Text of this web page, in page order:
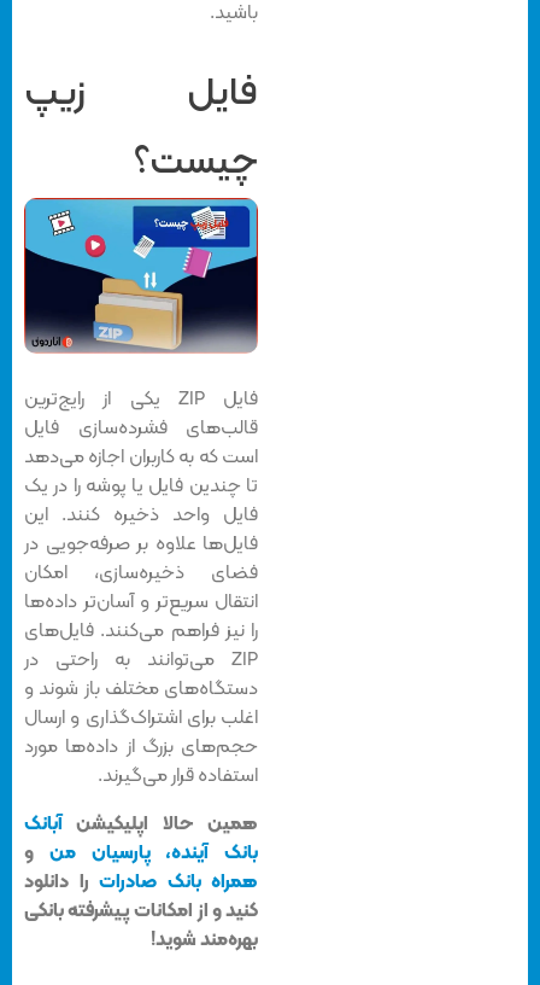
فایل زیپ
فایل ZIP یکی از رایج‌ترین
قالب‌های فشرده‌سازی فایل
است که به کاربران اجازه می‌دهد
تا چندین فایل یا پوشه را در یک
فایل واحد ذخیره کنند. این
فایل‌ها علاوه بر صرفه‌جویی در
فضای ذخیره‌سازی، امکان
انتقال سریع‌تر و آسان‌تر داده‌ها
را نیز فراهم می‌کنند. فایل‌های
ZIP می‌توانند به راحتی در
دستگاه‌های مختلف باز شوند و
اغلب برای اشتراک‌گذاری و ارسال
حجم‌های بزرگ از داده‌ها مورد
همین حالا اپلیکیشنآبانک
پارسیان من و
را دانلود
کنید و از امکانات پیشرفته بانکی